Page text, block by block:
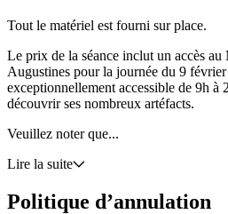
Tout le matériel est fourni sur place.
Le prix de la séance inclut un accès au
Augustines pour la journée du 9
exceptionnellement accessible de 9h à
découvrir ses nombreux artéfacts.
Veuillez noter que...
Lire la suite
Politique d’annulation